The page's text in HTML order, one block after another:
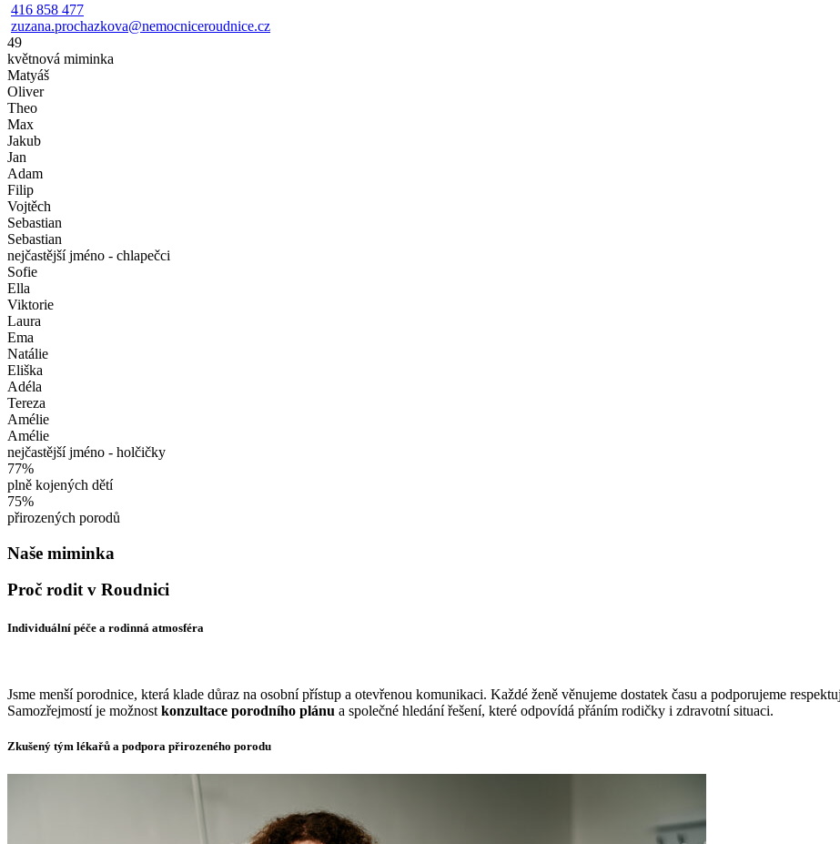
416 858 477
zuzana.prochazkova@nemocniceroudnice.cz
49
květnová miminka
Matyáš
Oliver
Theo
Max
Jakub
Jan
Adam
Filip
Vojtěch
Sebastian
Sebastian
nejčastější jméno - chlapečci
Sofie
Ella
Viktorie
Laura
Ema
Natálie
Eliška
Adéla
Tereza
Amélie
Amélie
nejčastější jméno - holčičky
77%
plně kojených dětí
75%
přirozených porodů
Naše miminka
Proč rodit v Roudnici
Individuální péče a rodinná atmosféra
Jsme menší porodnice, která klade důraz na osobní přístup a otevřenou komunikaci. Každé ženě věnujeme dostatek času a podporujeme
Samozřejmostí je možnost konzultace porodního plánu a společné hledání řešení, které odpovídá přáním rodičky i zdravotní situaci.
Zkušený tým lékařů a podpora přirozeného porodu